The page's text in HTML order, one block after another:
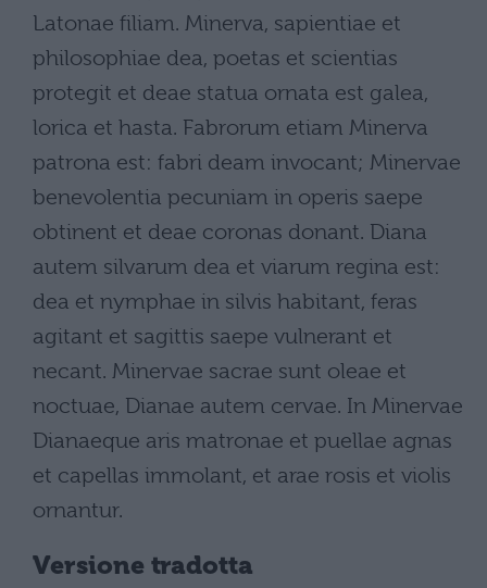
Latonae filiam. Minerva, sapientiae et
philosophiae dea, poetas et scientias
protegit et deae statua ornata est galea,
lorica et hasta. Fabrorum etiam Minerva
patrona est: fabri deam invocant; Minervae
benevolentia pecuniam in operis saepe
obtinent et deae coronas donant. Diana
autem silvarum dea et viarum regina est:
dea et nymphae in silvis habitant, feras
agitant et sagittis saepe vulnerant et
necant. Minervae sacrae sunt oleae et
noctuae, Dianae autem cervae. In Minervae
Dianaeque aris matronae et puellae agnas
et capellas immolant, et arae rosis et violis
ornantur.
Versione tradotta